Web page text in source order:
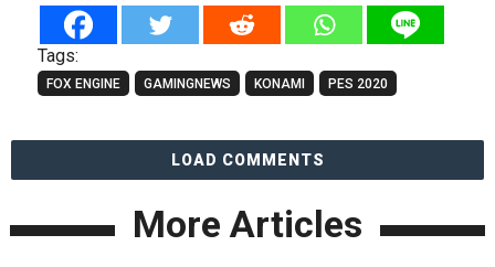
Tags:
FOX ENGINE GAMINGNEWS KONAMI PES 2020
LOAD COMMENTS
More Articles